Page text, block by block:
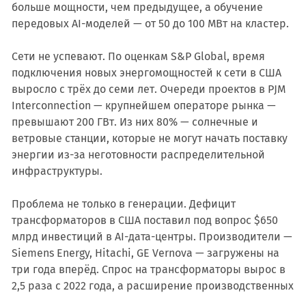
больше мощности, чем предыдущее, а обучение
передовых AI-моделей — от 50 до 100 МВт на кластер.
Сети не успевают. По оценкам S&P Global, время
подключения новых энергомощностей к сети в США
выросло с трёх до семи лет. Очереди проектов в PJM
Interconnection — крупнейшем операторе рынка —
превышают 200 ГВт. Из них 80% — солнечные и
ветровые станции, которые не могут начать поставку
энергии из-за неготовности распределительной
инфраструктуры.
Проблема не только в генерации. Дефицит
трансформаторов в США поставил под вопрос $650
млрд инвестиций в AI-дата-центры. Производители —
Siemens Energy, Hitachi, GE Vernova — загружены на
три года вперёд. Спрос на трансформаторы вырос в
2,5 раза с 2022 года, а расширение производственных